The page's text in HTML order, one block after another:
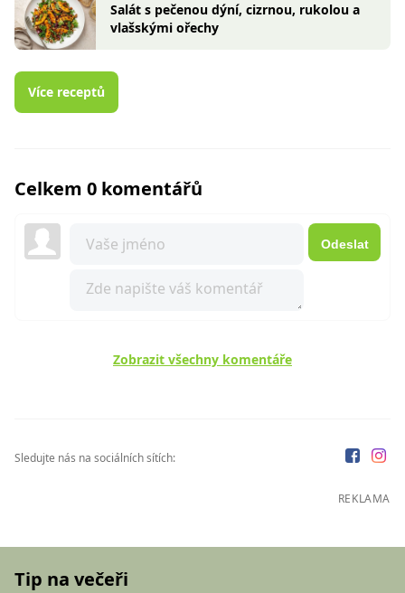
Salát s pečenou dýní, cizrnou, rukolou a
vlašskými ořechy
Více receptů
Celkem 0 komentářů
Odeslat
Zobrazit všechny komentáře
Sledujte nás na sociálních sítích:
REKLAMA
Tip na večeři